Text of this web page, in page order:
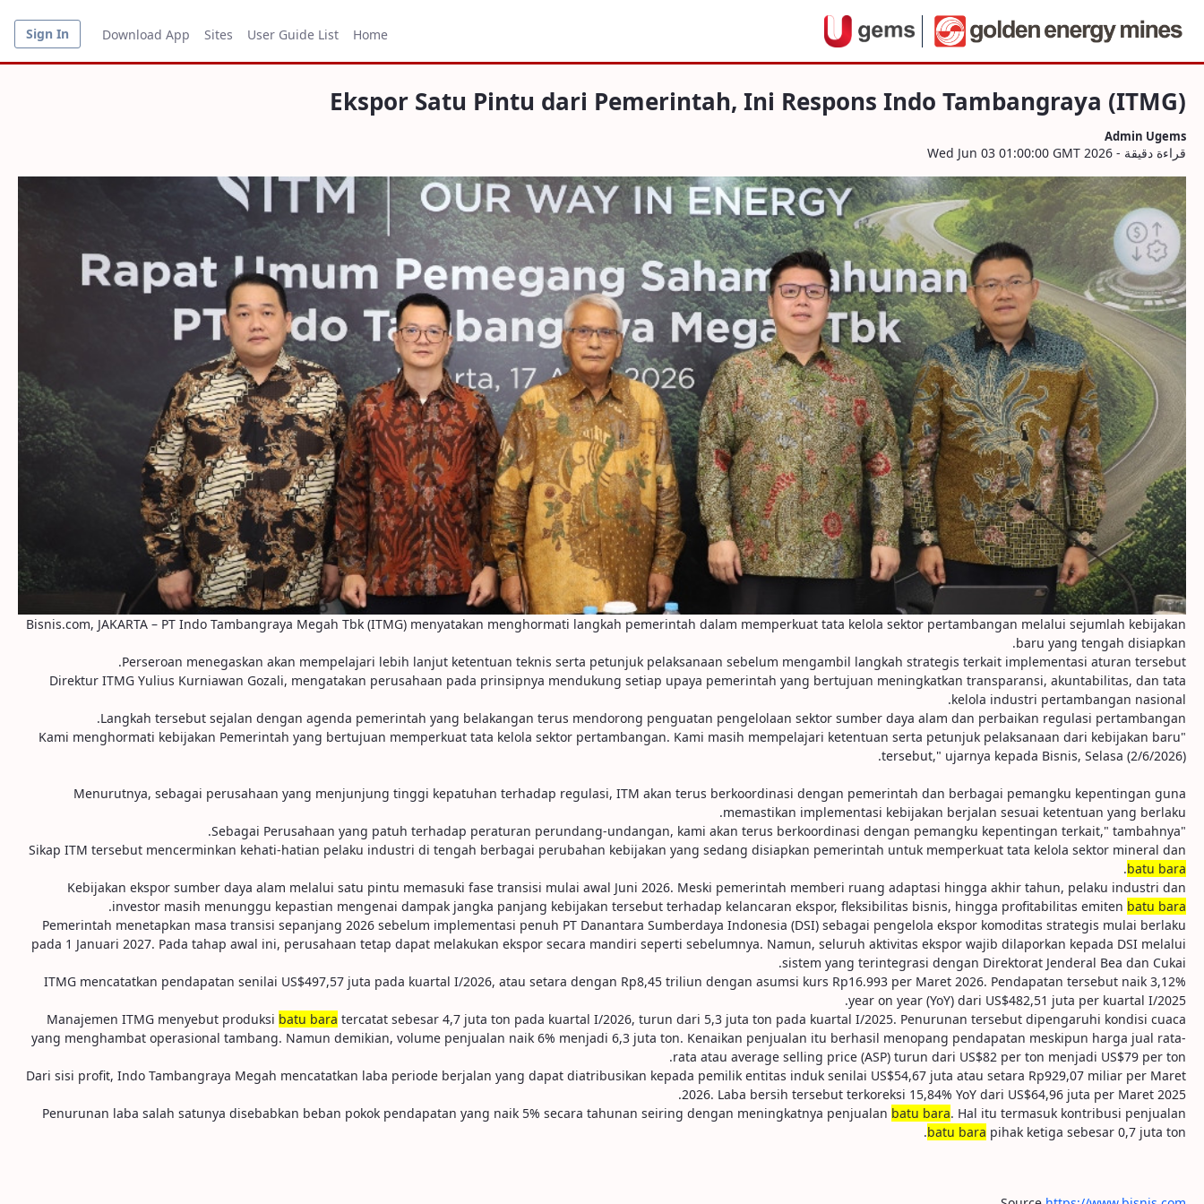
الملاحة
التخطي للمحتوى
Ekspor Satu Pintu dari Pemerintah, Ini Respons Indo Tambangraya (ITMG)
Home
User Guide List
Sites
Download App
Sign In
Ekspor Satu Pintu dari Pemerintah, Ini Respons Indo Tambangraya (ITMG)
Admin Ugems
قراءة دقيقة - Wed Jun 03 01:00:00 GMT 2026
Bisnis.com, JAKARTA – PT Indo Tambangraya Megah Tbk (ITMG) menyatakan menghormati langkah pemerintah dalam memperkuat tata kelola sektor pertambangan melalui sejumlah kebijakan
baru yang tengah disiapkan.
Perseroan menegaskan akan mempelajari lebih lanjut ketentuan teknis serta petunjuk pelaksanaan sebelum mengambil langkah strategis terkait implementasi aturan tersebut.
Direktur ITMG Yulius Kurniawan Gozali, mengatakan perusahaan pada prinsipnya mendukung setiap upaya pemerintah yang bertujuan meningkatkan transparansi, akuntabilitas, dan tata
kelola industri pertambangan nasional.
Langkah tersebut sejalan dengan agenda pemerintah yang belakangan terus mendorong penguatan pengelolaan sektor sumber daya alam dan perbaikan regulasi pertambangan.
"Kami menghormati kebijakan Pemerintah yang bertujuan memperkuat tata kelola sektor pertambangan. Kami masih mempelajari ketentuan serta petunjuk pelaksanaan dari kebijakan baru
tersebut," ujarnya kepada Bisnis, Selasa (2/6/2026).
Menurutnya, sebagai perusahaan yang menjunjung tinggi kepatuhan terhadap regulasi, ITM akan terus berkoordinasi dengan pemerintah dan berbagai pemangku kepentingan guna
memastikan implementasi kebijakan berjalan sesuai ketentuan yang berlaku.
"Sebagai Perusahaan yang patuh terhadap peraturan perundang-undangan, kami akan terus berkoordinasi dengan pemangku kepentingan terkait," tambahnya.
Sikap ITM tersebut mencerminkan kehati-hatian pelaku industri di tengah berbagai perubahan kebijakan yang sedang disiapkan pemerintah untuk memperkuat tata kelola sektor mineral dan
batu bara
.
Kebijakan ekspor sumber daya alam melalui satu pintu memasuki fase transisi mulai awal Juni 2026. Meski pemerintah memberi ruang adaptasi hingga akhir tahun, pelaku industri dan
investor masih menunggu kepastian mengenai dampak jangka panjang kebijakan tersebut terhadap kelancaran ekspor, fleksibilitas bisnis, hingga profitabilitas emiten batu bara
.
Pemerintah menetapkan masa transisi sepanjang 2026 sebelum implementasi penuh PT Danantara Sumberdaya Indonesia (DSI) sebagai pengelola ekspor komoditas strategis mulai berlaku
pada 1 Januari 2027. Pada tahap awal ini, perusahaan tetap dapat melakukan ekspor secara mandiri seperti sebelumnya. Namun, seluruh aktivitas ekspor wajib dilaporkan kepada DSI melalui
sistem yang terintegrasi dengan Direktorat Jenderal Bea dan Cukai.
ITMG mencatatkan pendapatan senilai US$497,57 juta pada kuartal I/2026, atau setara dengan Rp8,45 triliun dengan asumsi kurs Rp16.993 per Maret 2026. Pendapatan tersebut naik 3,12%
year on year (YoY) dari US$482,51 juta per kuartal I/2025.
Manajemen ITMG menyebut produksi batu bara tercatat sebesar 4,7 juta ton pada kuartal I/2026, turun dari 5,3 juta ton pada kuartal I/2025. Penurunan tersebut dipengaruhi kondisi cuaca
yang menghambat operasional tambang. Namun demikian, volume penjualan naik 6% menjadi 6,3 juta ton. Kenaikan penjualan itu berhasil menopang pendapatan meskipun harga jual rata-
rata atau average selling price (ASP) turun dari US$82 per ton menjadi US$79 per ton.
Dari sisi profit, Indo Tambangraya Megah mencatatkan laba periode berjalan yang dapat diatribusikan kepada pemilik entitas induk senilai US$54,67 juta atau setara Rp929,07 miliar per Maret
2026. Laba bersih tersebut terkoreksi 15,84% YoY dari US$64,96 juta per Maret 2025.
Penurunan laba salah satunya disebabkan beban pokok pendapatan yang naik 5% secara tahunan seiring dengan meningkatnya penjualan batu bara. Hal itu termasuk kontribusi penjualan
batu bara pihak ketiga sebesar 0,7 juta ton.